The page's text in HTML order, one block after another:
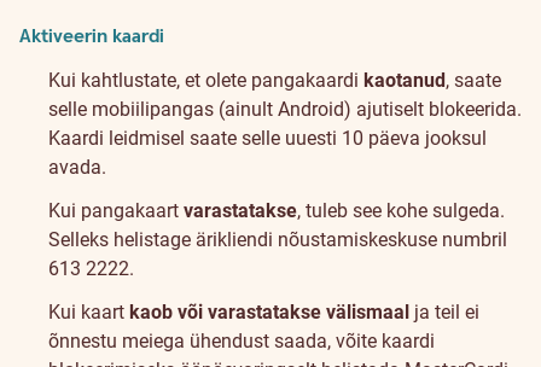
Aktiveerin kaardi
Kui kahtlustate, et olete pangakaardi kaotanud, saate
selle mobiilipangas (ainult Android) ajutiselt blokeerida.
Kaardi leidmisel saate selle uuesti 10 päeva jooksul
avada.
Kui pangakaart varastatakse, tuleb see kohe sulgeda.
Selleks helistage ärikliendi nõustamiskeskuse numbril
613 2222.
Kui kaart kaob või varastatakse välismaal ja teil ei
õnnestu meiega ühendust saada, võite kaardi